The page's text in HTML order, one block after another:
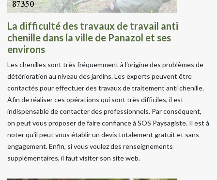
La difficulté des travaux de travail anti
chenille dans la ville de Panazol et ses
environs
Les chenilles sont très fréquemment à l'origine des problèmes de
détérioration au niveau des jardins. Les experts peuvent être
contactés pour effectuer des travaux de traitement anti chenille.
Afin de réaliser ces opérations qui sont très difficiles, il est
indispensable de contacter des professionnels. Par conséquent,
on peut vous proposer de faire confiance à SOS Paysagiste. Il est à
noter qu'il peut vous établir un devis totalement gratuit et sans
engagement. Enfin, si vous voulez des renseignements
supplémentaires, il faut visiter son site web.